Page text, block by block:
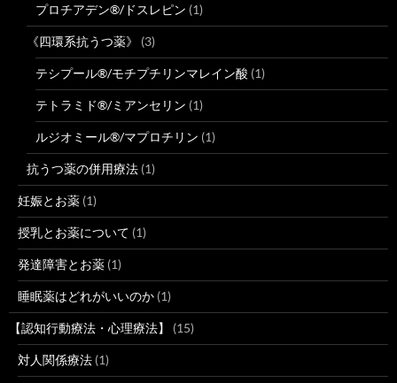
プロチアデン®/ドスレピン (1)
《四環系抗うつ薬》 (3)
テシプール®/モチプチリンマレイン酸 (1)
テトラミド®/ミアンセリン (1)
ルジオミール®/マプロチリン (1)
抗うつ薬の併用療法 (1)
妊娠とお薬 (1)
授乳とお薬について (1)
発達障害とお薬 (1)
睡眠薬はどれがいいのか (1)
【認知行動療法・心理療法】 (15)
対人関係療法 (1)